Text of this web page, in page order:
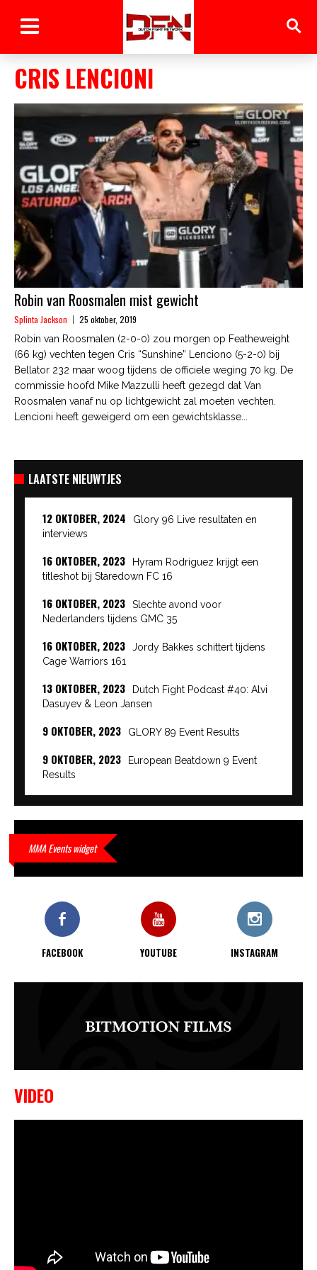
CRIS LENCIONI
Robin van Roosmalen mist gewicht
Splinta Jackson 25 oktober, 2019
Robin van Roosmalen (2-0-0) zou morgen op Featheweight
(66 kg) vechten tegen Cris “Sunshine” Lenciono (5-2-0) bij
Bellator 232 maar woog tijdens de officiele weging 70 kg. De
commissie hoofd Mike Mazzulli heeft gezegd dat Van
Roosmalen vanaf nu op lichtgewicht zal moeten vechten.
Lencioni heeft geweigerd om een gewichtsklasse...
LAATSTE NIEUWTJES
12 OKTOBER, 2024
Glory 96 Live resultaten en
interviews
16 OKTOBER, 2023
Hyram Rodriguez krijgt een
titleshot bij Staredown FC 16
16 OKTOBER, 2023
Slechte avond voor
Nederlanders tijdens GMC 35
16 OKTOBER, 2023
Jordy Bakkes schittert tijdens
Cage Warriors 161
13 OKTOBER, 2023
Dutch Fight Podcast #40: Alvi
Dasuyev & Leon Jansen
9 OKTOBER, 2023 GLORY 89 Event Results
9 OKTOBER, 2023
European Beatdown 9 Event
Results
9 OKTOBER, 2023
waar hij van gemaakt is…
KO bij CWA Lowlands 7
MMA Events widget
FACEBOOK YOUTUBE INSTAGRAM
VIDEO